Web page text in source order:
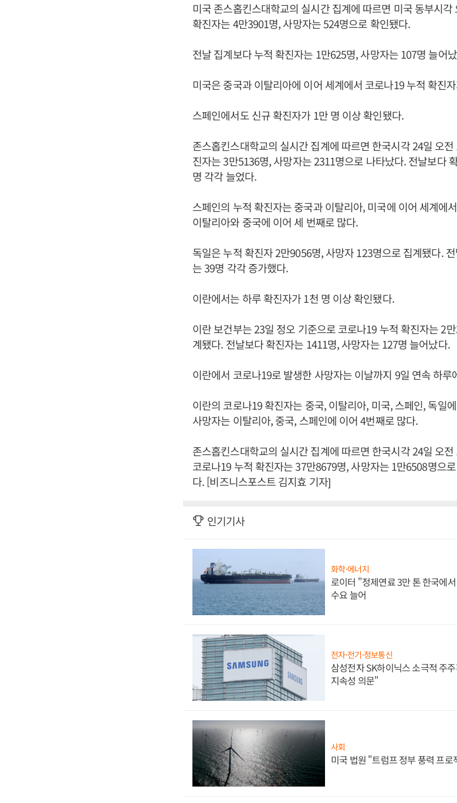
미국 존스홉킨스대학교의 실시간 집계에 따르면 미국 동부시
확진자는 4만3901명, 사망자는 524명으로 확인됐다.
전날 집계보다 누적 확진자는 1만625명, 사망자는 107명 늘어
미국은 중국과 이탈리아에 이어 세계에서 코로나19 누적 확진
스페인에서도 신규 확진자가 1만 명 이상 확인됐다.
존스홉킨스대학교의 실시간 집계에 따르면 한국시각 24일 오
진자는 3만5136명, 사망자는 2311명으로 나타났다. 전날보다
명 각각 늘었다.
스페인의 누적 확진자는 중국과 이탈리아, 미국에 이어 세계에
이탈리아와 중국에 이어 세 번째로 많다.
독일은 누적 확진자 2만9056명, 사망자 123명으로 집계됐다.
는 39명 각각 증가했다.
이란에서는 하루 확진자가 1천 명 이상 확인됐다.
이란 보건부는 23일 정오 기준으로 코로나19 누적 확진자는 2
계됐다. 전날보다 확진자는 1411명, 사망자는 127명 늘어났다.
이란에서 코로나19로 발생한 사망자는 이날까지 9일 연속 하루
이란의 코로나19 확진자는 중국, 이탈리아, 미국, 스페인, 독일
사망자는 이탈리아, 중국, 스페인에 이어 4번째로 많다.
존스홉킨스대학교의 실시간 집계에 따르면 한국시각 24일 오
코로나19 누적 확진자는 37만8679명, 사망자는 1만6508명으
다. [비즈니스포스트 김지효 기자]
인기기사
화학·에너지
로이터 "정제연료 3만 톤 한국에
수요 늘어
전자·전기·정보통신
삼성전자 SK하이닉스 소극적 주
지속성 의문"
사회
미국 법원 "트럼프 정부 풍력 프